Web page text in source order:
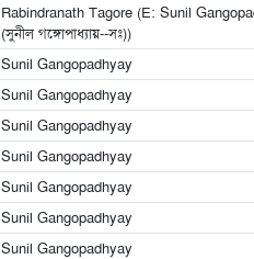
Rabindranath Tagore (E: Sunil
(সুনীল গঙ্গোপাধ্যায়--সঃ))
Sunil Gangopadhyay
Sunil Gangopadhyay
Sunil Gangopadhyay
Sunil Gangopadhyay
Sunil Gangopadhyay
Sunil Gangopadhyay
Sunil Gangopadhyay